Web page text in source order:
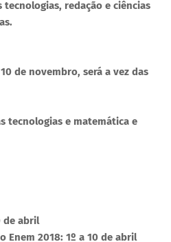
tecnologias, redação e ciências
de novembro, será a vez das
tecnologias e matemática e
de abril
Enem 2018: 1º a 10 de abril